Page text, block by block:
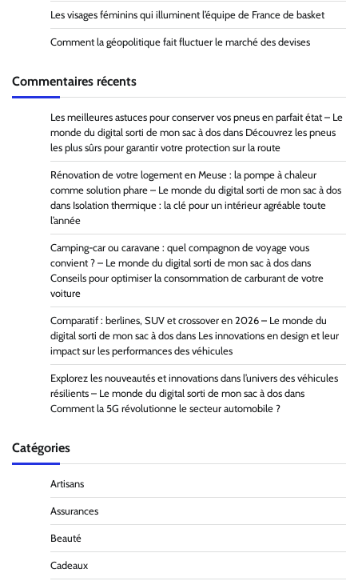
Les visages féminins qui illuminent l’équipe de France de basket
Comment la géopolitique fait fluctuer le marché des devises
Commentaires récents
Les meilleures astuces pour conserver vos pneus en parfait état – Le
monde du digital sorti de mon sac à dos dans Découvrez les pneus
les plus sûrs pour garantir votre protection sur la route
Rénovation de votre logement en Meuse : la pompe à chaleur
comme solution phare – Le monde du digital sorti de mon sac à dos
dans Isolation thermique : la clé pour un intérieur agréable toute
l’année
Camping-car ou caravane : quel compagnon de voyage vous
convient ? – Le monde du digital sorti de mon sac à dos dans
Conseils pour optimiser la consommation de carburant de votre
voiture
Comparatif : berlines, SUV et crossover en 2026 – Le monde du
digital sorti de mon sac à dos dans Les innovations en design et leur
impact sur les performances des véhicules
Explorez les nouveautés et innovations dans l’univers des véhicules
résilients – Le monde du digital sorti de mon sac à dos dans
Comment la 5G révolutionne le secteur automobile ?
Catégories
Artisans
Assurances
Beauté
Cadeaux